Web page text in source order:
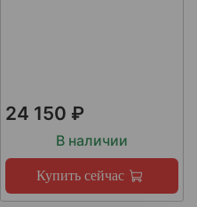
24 150 ₽
В наличии
Купить сейчас